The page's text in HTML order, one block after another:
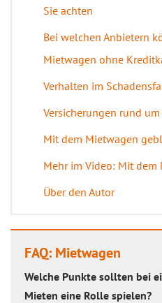
Sie achten
Bei welchen Anbietern
Mietwagen ohne
Verhalten im
Versicherungen rund
Mit dem Mietwagen
Mehr im Video: Mit
Über den Autor
FAQ: Mietwagen
Welche Punkte sollten bei
Mieten eine Rolle spielen?